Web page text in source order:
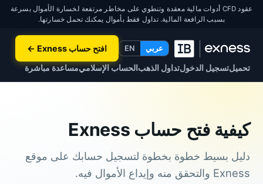
عقود CFD أدوات مالية معقدة وتنطوي على مخاطر مرتفعة لخسارة الأموال بسرعة
بسبب الرافعة المالية. تداول فقط بأموال يمكنك تحمل خسارتها.
تحميلتسجيل الدخولتداول الذهب الحساب الإسلاميمساعدة مباشرة
عربي EN افتح حساب Exness ←
كيفية فتح حساب Exness
دليل بسيط خطوة بخطوة لتسجيل حسابك على موقع
Exness والتحقق منه وإيداع الأموال فيه.